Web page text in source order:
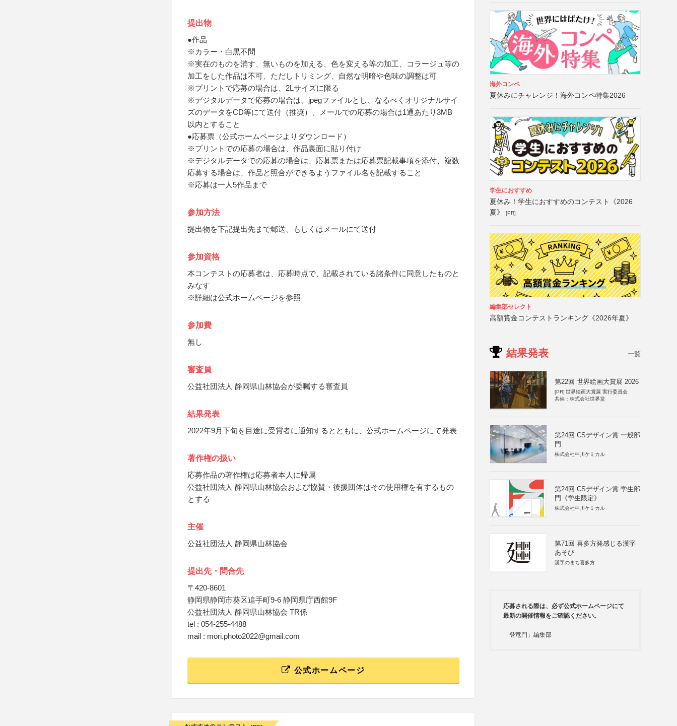
提出物
●作品
※カラー・白黒不問
※実在のものを消す、無いものを加える、色を変える等の加工、コラージュ等の
加工をした作品は不可、ただしトリミング、自然な明暗や色味の調整は可
※プリントで応募の場合は、2Lサイズに限る
※デジタルデータで応募の場合は、jpegファイルとし、なるべくオリジナルサイ
ズのデータをCD等にて送付（推奨）、メールでの応募の場合は1通あたり3MB
以内とすること
●応募票（公式ホームページよりダウンロード）
※プリントでの応募の場合は、作品裏面に貼り付け
※デジタルデータでの応募の場合は、応募票または応募票記載事項を添付、複数
応募する場合は、作品と照合ができるようファイル名を記載すること
※応募は一人5作品まで
参加方法
提出物を下記提出先まで郵送、もしくはメールにて送付
参加資格
本コンテストの応募者は、応募時点で、記載されている諸条件に同意したものと
みなす
※詳細は公式ホームページを参照
参加費
無し
審査員
公益社団法人 静岡県山林協会が委嘱する審査員
結果発表
2022年9月下旬を目途に受賞者に通知するとともに、公式ホームページにて発表
著作権の扱い
応募作品の著作権は応募者本人に帰属
公益社団法人 静岡県山林協会および協賛・後援団体はその使用権を有するもの
とする
主催
公益社団法人 静岡県山林協会
提出先・問合先
〒420-8601
静岡県静岡市葵区追手町9-6 静岡県庁西館9F
公益社団法人 静岡県山林協会 TR係
tel : 054-255-4488
mail : mori.photo2022@gmail.com
公式ホームページ
海外コンペ
夏休みにチャレンジ！海外コンペ特集2026
学生におすすめ
夏休み！学生におすすめのコンテスト《2026
夏》
[PR]
編集部セレクト
高額賞金コンテストランキング《2026年夏》
結果発表 一覧
第22回 世界絵画大賞展 2026
[PR] 世界絵画大賞展 実行委員会
共催：株式会社世界堂
第24回 CSデザイン賞 一般部
門
株式会社中川ケミカル
第24回 CSデザイン賞 学生部
門《学生限定》
株式会社中川ケミカル
第71回 喜多方発感じる漢字
あそび
漢字のまち喜多方
応募される際は、必ず公式ホームページにて
最新の開催情報をご確認ください。
「登竜門」編集部